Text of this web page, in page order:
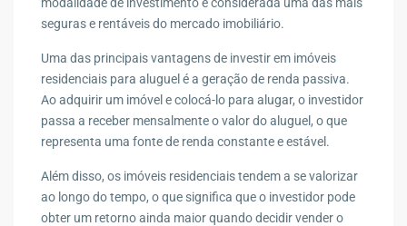
seguras e rentáveis do mercado imobiliário.
Uma das principais vantagens de investir em imóveis
residenciais para aluguel é a geração de renda passiva.
Ao adquirir um imóvel e colocá-lo para alugar, o investidor
passa a receber mensalmente o valor do aluguel, o que
representa uma fonte de renda constante e estável.
Além disso, os imóveis residenciais tendem a se valorizar
ao longo do tempo, o que significa que o investidor pode
obter um retorno ainda maior quando decidir vender o